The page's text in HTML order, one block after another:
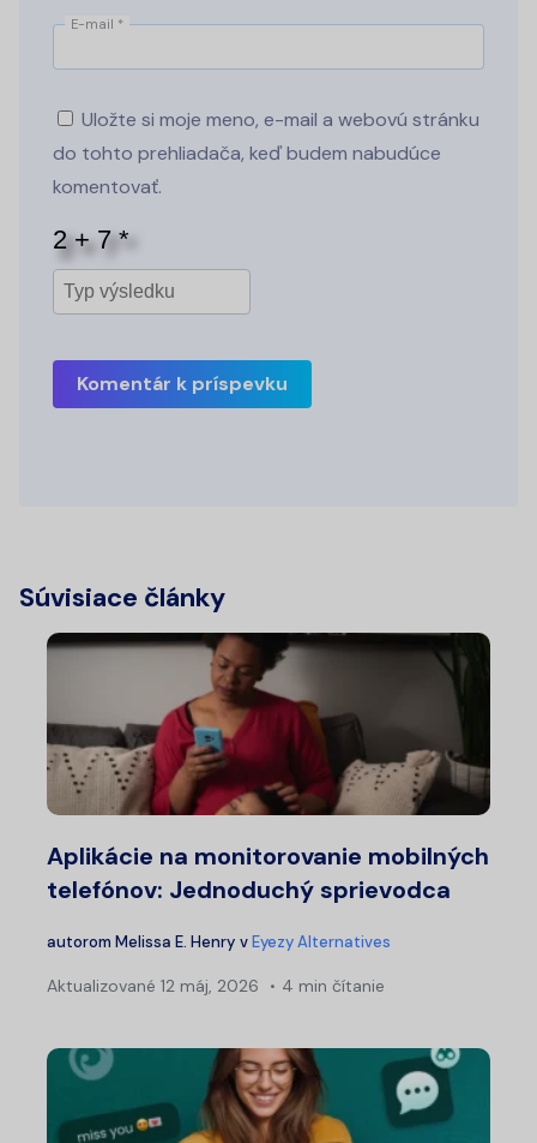
E-mail *
Uložte si moje meno, e-mail a webovú stránku
do tohto prehliadača, keď budem nabudúce
komentovať.
Komentár k príspevku
Súvisiace články
Aplikácie na monitorovanie mobilných
telefónov: Jednoduchý sprievodca
autorom Melissa E. Henry vEyezy Alternatives
Aktualizované 12 máj, 2026 4 min čítanie